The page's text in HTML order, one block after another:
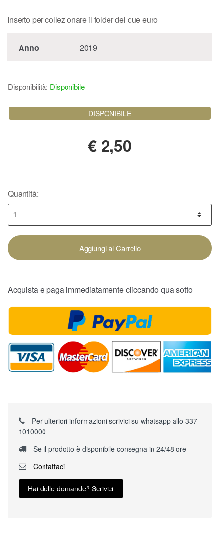
Inserto per collezionare il folder del due euro
Anno 2019
Disponibilità: Disponibile
DISPONIBILE
€ 2,50
Quantità:
Aggiungi al Carrello
Acquista e paga immediatamente cliccando qua sotto
Per ulteriori informazioni scrivici su whatsapp allo 337
1010000
Se il prodotto è disponibile consegna in 24/48 ore
Contattaci
Hai delle domande? Scrivici